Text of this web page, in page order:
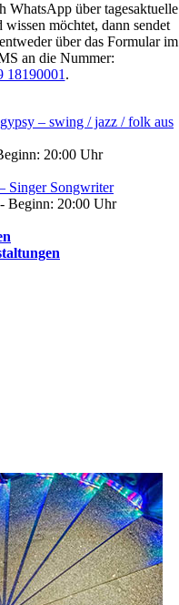
WhatsApp über tagesaktuelle
möchtet, dann sendet
über das Formular im
an die Nummer:
18190001 .
– swing / jazz / folk aus
20:00 Uhr
Singer Songwriter
Beginn: 20:00 Uhr